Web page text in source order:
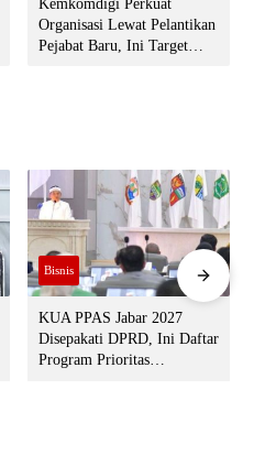
Kemkomdigi Perkuat
Organisasi Lewat Pelantikan
Pejabat Baru, Ini Target
Bisnis
KUA PPAS Jabar 2027
Disepakati DPRD, Ini Daftar
Program Prioritas